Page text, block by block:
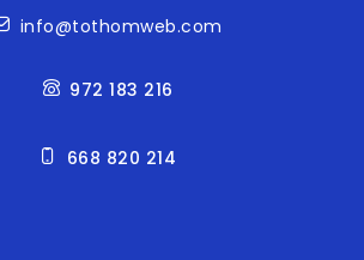
info@tothomweb.com
972 183 216
668 820 214